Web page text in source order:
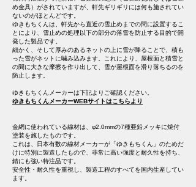
め金具）がされていますが、軒先ギリギリには何も施されてい
ないのがほとんどです。
ゆきもちくんは、軒先から直近の雪止めまでの間に設置するこ
とにより、雪止めの処理以下の部分の落雪を防止する目的で開
発した製品です。
細かく、そして厚みのあるネットの上に雪が降ることで、積も
った雪がネットに噛み込みます。これにより、屋根面と積雪と
の間に大きな摩擦を作り出して、雪が屋根面を滑り落ちるのを
防止します。
ゆきもちくんメーカーは下記よりご確認ください。
ゆきもちくんメーカーWEBサイトはこちらより
金網に使われている線材は、φ2.0mmの7種亜鉛メッキに焼付
塗装を施したものです。
これは、日本有数の線材メーカーが「ゆきもちくん」のためだ
けに特別に製造したもので、非常に高い強度と耐久性を持ち、
錆にも強い特注品です。
安全性・耐久性を重視し、製造工程のすべてを国内生産してい
ます。